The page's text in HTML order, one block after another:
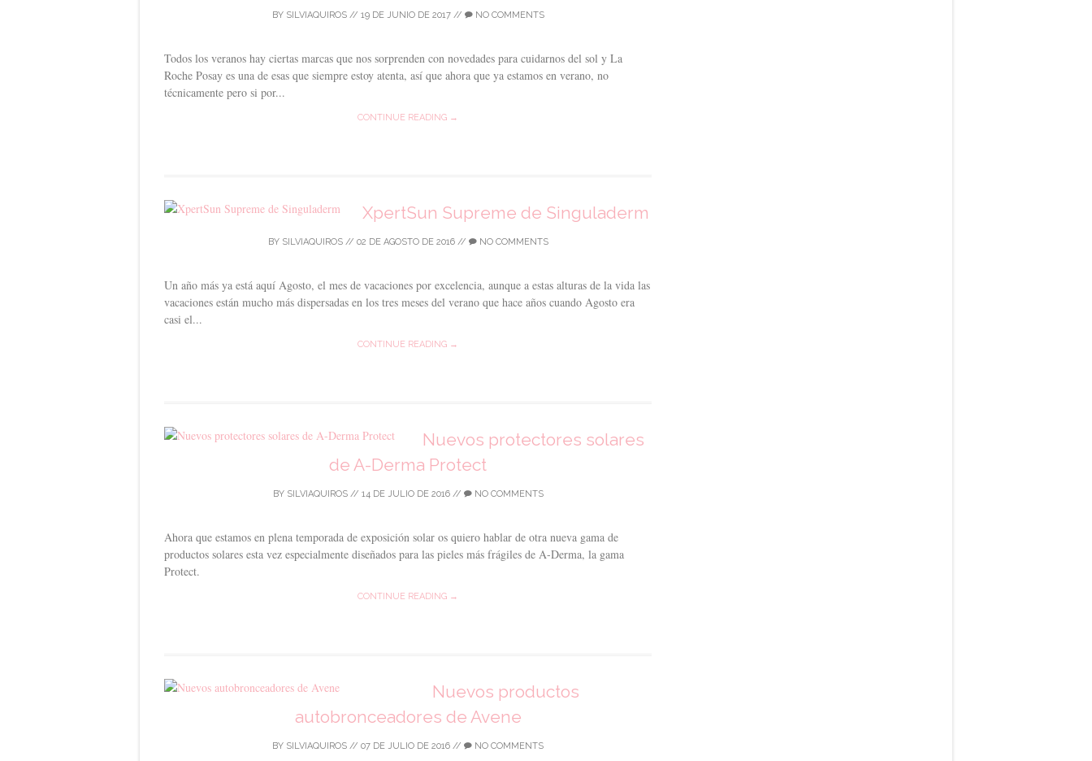
BY SILVIAQUIROS// 19 DE JUNIO DE 2017// NO COMMENTS
Todos los veranos hay ciertas marcas que nos sorprenden con novedades para cuidarnos del sol y La
Roche Posay es una de esas que siempre estoy atenta, así que ahora que ya estamos en verano, no
técnicamente pero si por...
CONTINUE READING →
XpertSun Supreme de Singuladerm
BY SILVIAQUIROS// 02 DE AGOSTO DE 2016// NO COMMENTS
Un año más ya está aquí Agosto, el mes de vacaciones por excelencia, aunque a estas alturas de la vida las
vacaciones están mucho más dispersadas en los tres meses del verano que hace años cuando Agosto era
casi el...
CONTINUE READING →
Nuevos protectores solares
de A-Derma Protect
BY SILVIAQUIROS// 14 DE JULIO DE 2016// NO COMMENTS
Ahora que estamos en plena temporada de exposición solar os quiero hablar de otra nueva gama de
productos solares esta vez especialmente diseñados para las pieles más frágiles de A-Derma, la gama
Protect.
CONTINUE READING →
Nuevos productos
autobronceadores de Avene
BY SILVIAQUIROS // 07 DE JULIO DE 2016 // NO COMMENTS